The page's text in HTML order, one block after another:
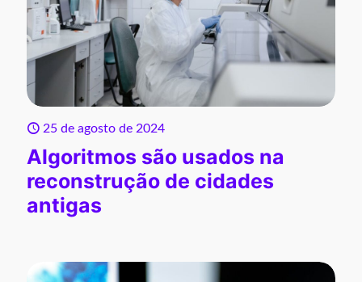
25 de agosto de 2024
Algoritmos são usados na
reconstrução de cidades
antigas